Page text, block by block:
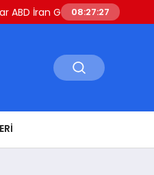
Gerilimini Düşürmek İçin
08:27:28